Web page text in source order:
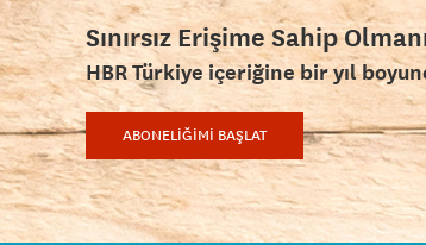
Sınırsız Erişime Sahip
HBR Türkiye içeriğine bir yıl
ABONELİĞİMİ BAŞLAT